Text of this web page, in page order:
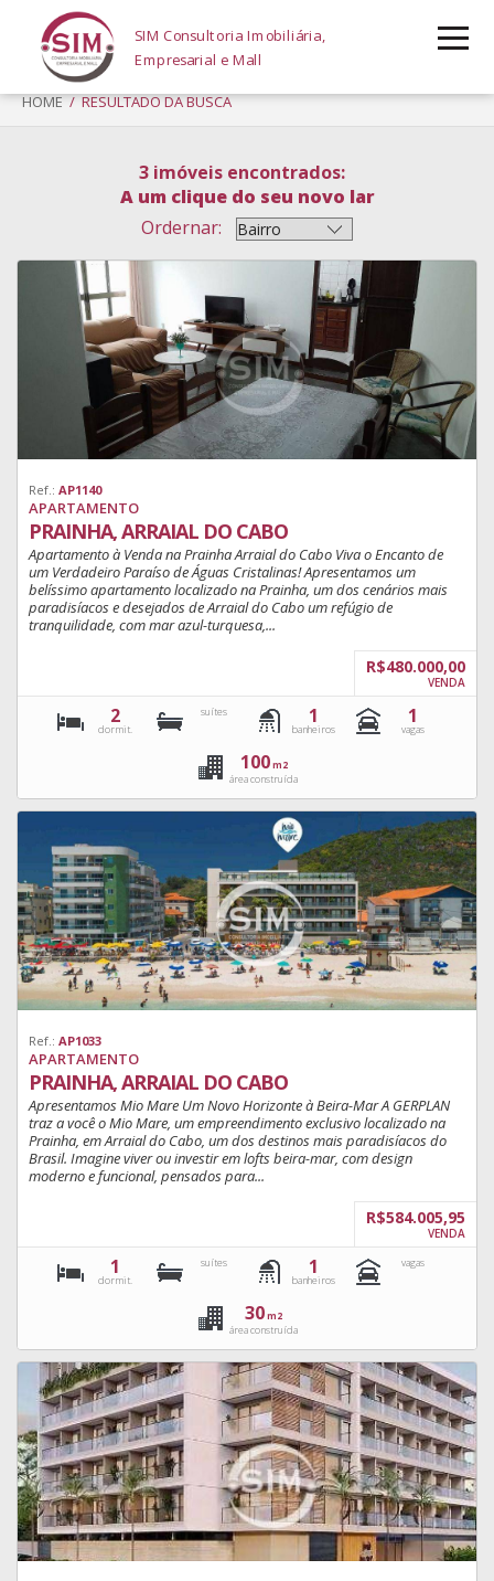
SIM Consultoria Imobiliária,
Empresarial e Mall
HOME/ RESULTADO DA BUSCA
3 imóveis encontrados:
A um clique do seu novo lar
Ordernar:
Ref.: AP1140
APARTAMENTO
PRAINHA, ARRAIAL DO CABO
Apartamento à Venda na Prainha Arraial do Cabo Viva o Encanto de
um Verdadeiro Paraíso de Águas Cristalinas! Apresentamos um
belíssimo apartamento localizado na Prainha, um dos cenários mais
paradisíacos e desejados de Arraial do Cabo um refúgio de
tranquilidade, com mar azul-turquesa,...
R$480.000,00
VENDA
2
dormit.
suítes 1
banheiros
1
vagas
100 m2
área construída
Ref.: AP1033
APARTAMENTO
PRAINHA, ARRAIAL DO CABO
Apresentamos Mio Mare Um Novo Horizonte à Beira-Mar A GERPLAN
traz a você o Mio Mare, um empreendimento exclusivo localizado na
Prainha, em Arraial do Cabo, um dos destinos mais paradisíacos do
Brasil. Imagine viver ou investir em lofts beira-mar, com design
moderno e funcional, pensados para...
R$584.005,95
VENDA
1
dormit.
suítes 1
banheiros
vagas
30m2
área construída